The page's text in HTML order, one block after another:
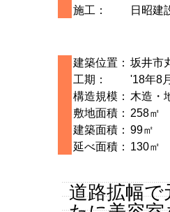
施工：
日昭建
建築位置： 坂井市
工期：
'18年8
構造規模： 木造・
敷地面積： 258㎡
建築面積： 99㎡
延べ面積： 130㎡
道路拡幅で